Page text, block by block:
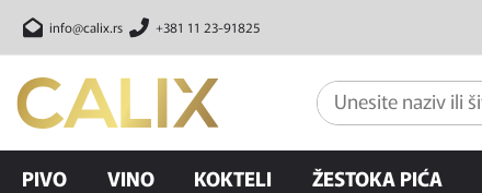
info@calix.rs +381 11 23-91825
PIVO VINO KOKTELI ŽESTOKA PIĆA